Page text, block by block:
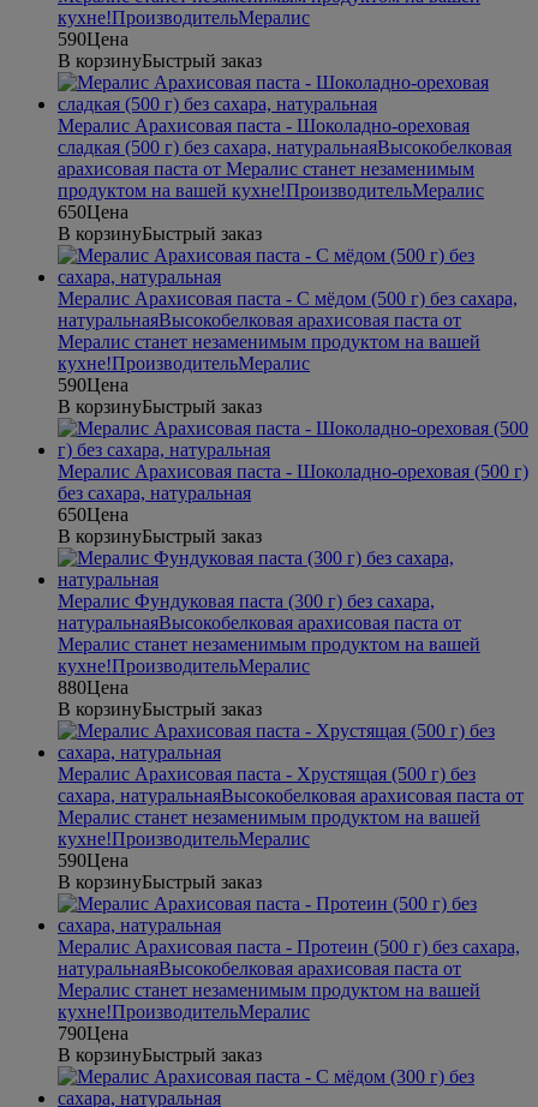
кухне!ПроизводительМералис
590Цена
В корзинуБыстрый заказ
Мералис Арахисовая паста - Шоколадно-ореховая
сладкая (500 г) без сахара, натуральнаяВысокобелковая
арахисовая паста от Мералис станет незаменимым
продуктом на вашей кухне!ПроизводительМералис
650Цена
В корзинуБыстрый заказ
Мералис Арахисовая паста - С мёдом (500 г) без сахара,
натуральнаяВысокобелковая арахисовая паста от
Мералис станет незаменимым продуктом на вашей
кухне!ПроизводительМералис
590Цена
В корзинуБыстрый заказ
Мералис Арахисовая паста - Шоколадно-ореховая (500 г)
без сахара, натуральная
650Цена
В корзинуБыстрый заказ
Мералис Фундуковая паста (300 г) без сахара,
натуральнаяВысокобелковая арахисовая паста от
Мералис станет незаменимым продуктом на вашей
кухне!ПроизводительМералис
880Цена
В корзинуБыстрый заказ
Мералис Арахисовая паста - Хрустящая (500 г) без
сахара, натуральнаяВысокобелковая арахисовая паста от
Мералис станет незаменимым продуктом на вашей
кухне!ПроизводительМералис
590Цена
В корзинуБыстрый заказ
Мералис Арахисовая паста - Протеин (500 г) без сахара,
натуральнаяВысокобелковая арахисовая паста от
Мералис станет незаменимым продуктом на вашей
кухне!ПроизводительМералис
790Цена
В корзинуБыстрый заказ